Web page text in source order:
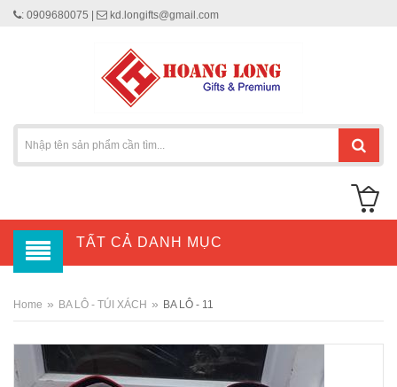
: 0909680075 | kd.longifts@gmail.com
TẤT CẢ DANH MỤC
Home » BA LÔ - TÚI XÁCH » BA LÔ - 11